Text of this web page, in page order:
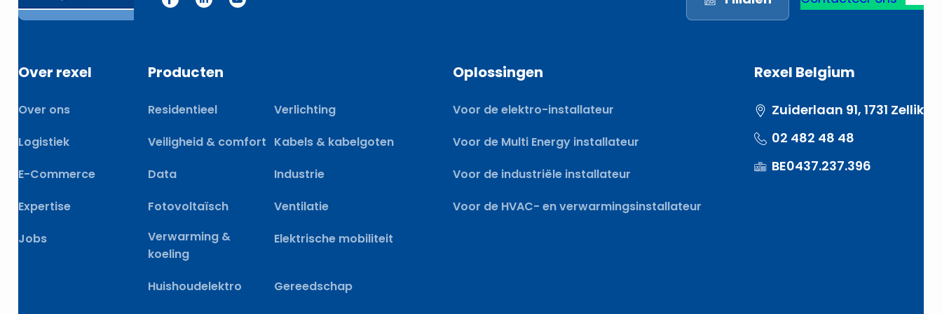
-
a
l
Over rexel
Over ons
Logistiek
E-Commerce
Expertise
Jobs
Producten
Residentieel
Verlichting
Veiligheid & comfort Kabels & kabelgoten
Data
Industrie
Fotovoltaïsch
Ventilatie
Verwarming &
koeling
Elektrische mobiliteit
Huishoudelektro Gereedschap
Oplossingen
Voor de elektro-installateur
Voor de Multi Energy installateur
Voor de industriële installateur
Voor de HVAC- en verwarmingsinstallateur
Rexel Belgium
Zuiderlaan 91, 1731 Zellik
02 482 48 48
BE0437.237.396